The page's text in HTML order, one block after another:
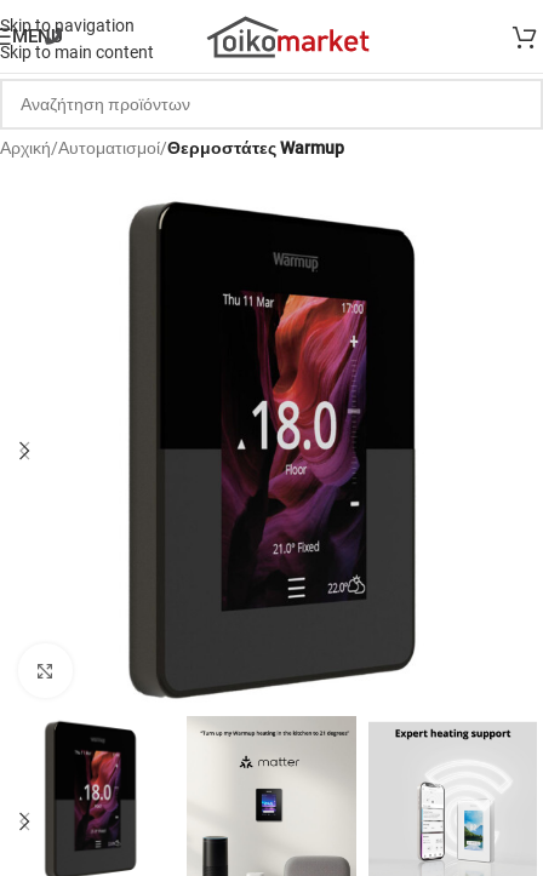
Skip to navigation
Skip to main content
MENU
Αρχική Αυτοματισμοί Θερμοστάτες Warmup
Click to enlarge